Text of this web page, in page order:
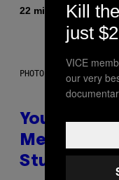
22 minutes ago By
PHOTO: BATUHAN
Your Desk
Messing
Study Finds
Kill
just
VICE
our very